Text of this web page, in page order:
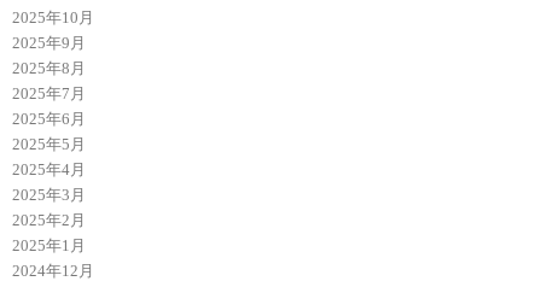
2025年10月
2025年9月
2025年8月
2025年7月
2025年6月
2025年5月
2025年4月
2025年3月
2025年2月
2025年1月
2024年12月